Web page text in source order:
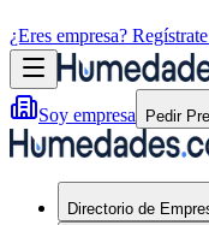
¿Eres empresa?
Soy empresa Pedir
Directorio de